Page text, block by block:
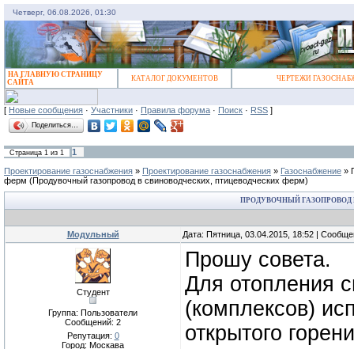
Четверг, 06.08.2026, 01:30
НА ГЛАВНУЮ СТРАНИЦУ
САЙТА
КАТАЛОГ ДОКУМЕНТОВ ЧЕРТЕЖИ
[ Новые сообщения · Участники · Правила форума · Поиск · RSS ]
Поделиться…
Страница 1 из 1
1
Проектирование газоснабжения » Проектирование газоснабжения » Газоснабжение »
ферм (Продувочный газопровод в свиноводческих, птицеводческих ферм)
ПРОДУВОЧНЫЙ
Модульный Дата: Пятница, 03.04.2015, 18:52 |
Студент
Группа: Пользователи
Сообщений: 2
Репутация: 0
Город: Москава
Прошу совета.
Для отопления
(комплексов)
открытого